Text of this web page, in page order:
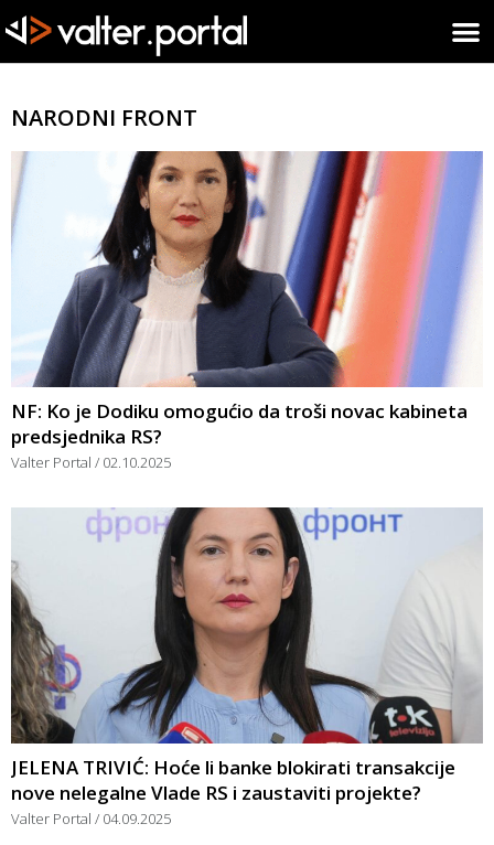
NARODNI FRONT
NF: Ko je Dodiku omogućio da troši novac kabineta
predsjednika RS?
Valter Portal 02.10.2025
JELENA TRIVIĆ: Hoće li banke blokirati transakcije
nove nelegalne Vlade RS i zaustaviti projekte?
Valter Portal 04.09.2025